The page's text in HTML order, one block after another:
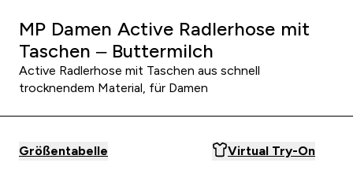
MP Damen Active Radlerhose mit
Taschen – Buttermilch
Active Radlerhose mit Taschen aus schnell
trocknendem Material, für Damen
Größentabelle Virtual Try-On